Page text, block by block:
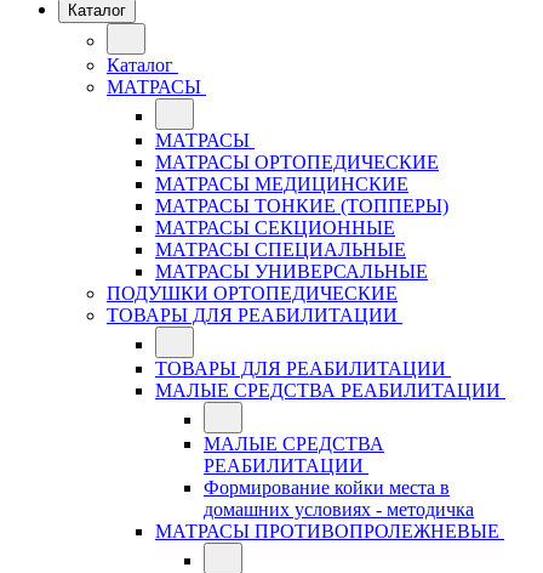
Каталог
Каталог
МАТРАСЫ
МАТРАСЫ
МАТРАСЫ ОРТОПЕДИЧЕСКИЕ
МАТРАСЫ МЕДИЦИНСКИЕ
МАТРАСЫ ТОНКИЕ (ТОППЕРЫ)
МАТРАСЫ СЕКЦИОННЫЕ
МАТРАСЫ СПЕЦИАЛЬНЫЕ
МАТРАСЫ УНИВЕРСАЛЬНЫЕ
ПОДУШКИ ОРТОПЕДИЧЕСКИЕ
ТОВАРЫ ДЛЯ РЕАБИЛИТАЦИИ
ТОВАРЫ ДЛЯ РЕАБИЛИТАЦИИ
МАЛЫЕ СРЕДСТВА РЕАБИЛИТАЦИИ
МАЛЫЕ СРЕДСТВА
РЕАБИЛИТАЦИИ
Формирование койки места в
домашних условиях - методичка
МАТРАСЫ ПРОТИВОПРОЛЕЖНЕВЫЕ